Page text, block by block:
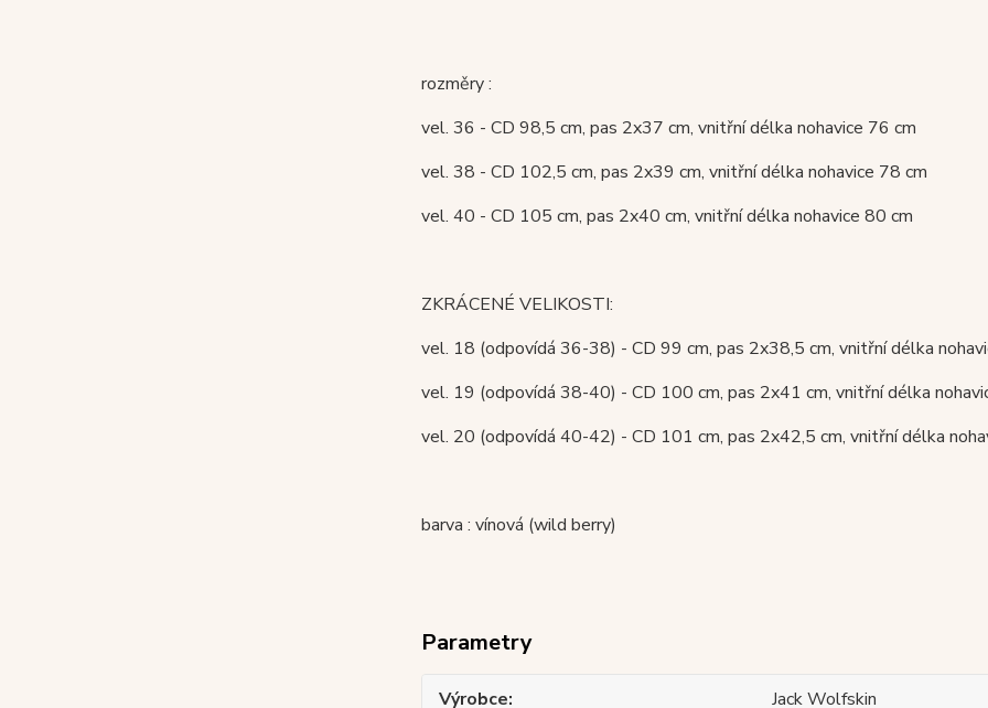
rozměry :
vel. 36 - CD 98,5 cm, pas 2x37 cm, vnitřní délka nohavice 76 cm
vel. 38 - CD 102,5 cm, pas 2x39 cm, vnitřní délka nohavice 78 cm
vel. 40 - CD 105 cm, pas 2x40 cm, vnitřní délka nohavice 80 cm
ZKRÁCENÉ VELIKOSTI:
vel. 18 (odpovídá 36-38) - CD 99 cm, pas 2x38,5 cm, vnitřní délka
vel. 19 (odpovídá 38-40) - CD 100 cm, pas 2x41 cm, vnitřní délka
vel. 20 (odpovídá 40-42) - CD 101 cm, pas 2x42,5 cm, vnitřní délka
barva : vínová (wild berry)
Parametry
Výrobce
Jack Wolfskin